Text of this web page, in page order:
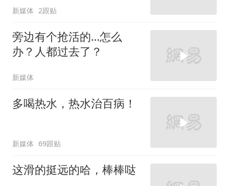
新媒体 2跟贴
旁边有个抢活的…怎么
办？人都过去了？
新媒体
多喝热水，热水治百病！
新媒体 69跟贴
这滑的挺远的哈，棒棒哒